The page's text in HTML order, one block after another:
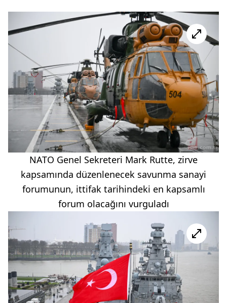
NATO Genel Sekreteri Mark Rutte, zirve
kapsamında düzenlenecek savunma sanayi
forumunun, ittifak tarihindeki en kapsamlı
forum olacağını vurguladı